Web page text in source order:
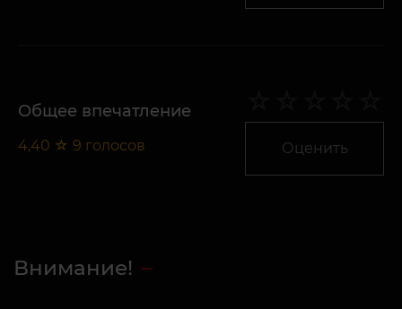
Общее впечатление
4,40 ☆ 9 голосов Оценить
Внимание!